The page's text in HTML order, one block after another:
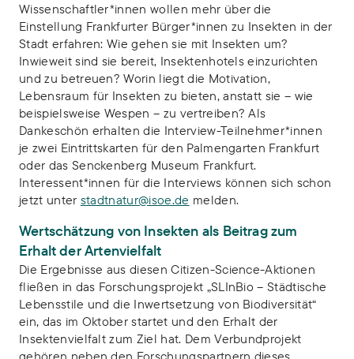
Wissenschaftler*innen wollen mehr über die
Einstellung Frankfurter Bürger*innen zu Insekten in der
Stadt erfahren: Wie gehen sie mit Insekten um?
Inwieweit sind sie bereit, Insektenhotels einzurichten
und zu betreuen? Worin liegt die Motivation,
Lebensraum für Insekten zu bieten, anstatt sie – wie
beispielsweise Wespen – zu vertreiben? Als
Dankeschön erhalten die Interview-Teilnehmer*innen
je zwei Eintrittskarten für den Palmengarten Frankfurt
oder das Senckenberg Museum Frankfurt.
Interessent*innen für die Interviews können sich schon
jetzt unter stadtnatur@isoe.de melden.
Wertschätzung von Insekten als Beitrag zum
Erhalt der Artenvielfalt
Die Ergebnisse aus diesen Citizen-Science-Aktionen
fließen in das Forschungsprojekt „SLInBio – Städtische
Lebensstile und die Inwertsetzung von Biodiversität“
ein, das im Oktober startet und den Erhalt der
Insektenvielfalt zum Ziel hat. Dem Verbundprojekt
gehören neben den Forschungspartnern dieses